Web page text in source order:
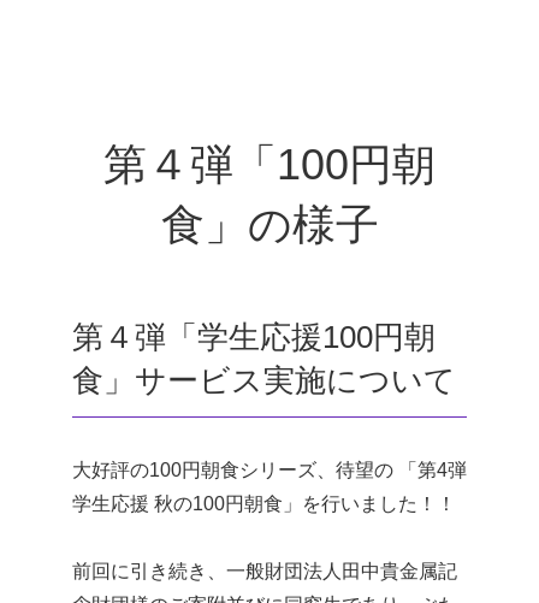
第４弾「100円朝
食」の様子
第４弾「学生応援100円朝
食」サービス実施について
大好評の100円朝食シリーズ、待望の 「第4弾
学生応援 秋の100円朝食」を行いました！！
前回に引き続き、一般財団法人田中貴金属記